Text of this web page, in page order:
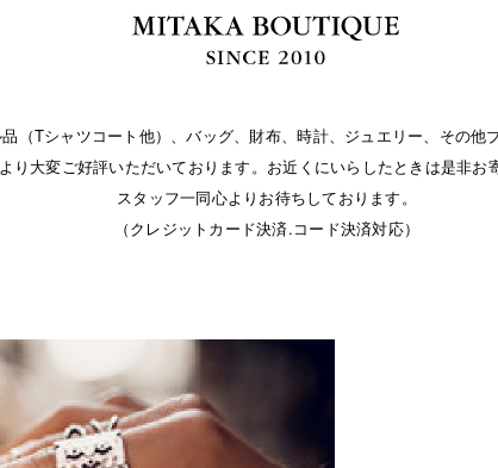
（Tシャツコート他）、バッグ、財布、時計、ジュエリー、その他
り大変ご好評いただいております。お近くにいらしたときは是非お
スタッフ一同心よりお待ちしております。
（クレジットカード決済.コード決済対応）